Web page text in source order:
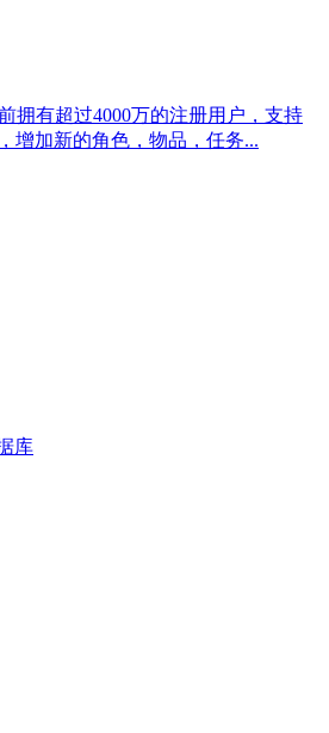
拥有超过4000万的注册用户，支持
增加新的角色，物品，任务...
库